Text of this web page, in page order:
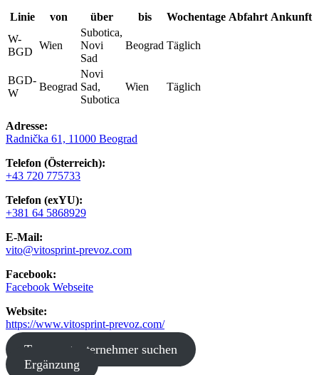
Linie von über bis Wochentage Abfahrt Ankunft
W-
BGD
Wien
Subotica,
Novi
Sad
Beograd Täglich
BGD-
W
Beograd
Novi
Sad,
Subotica
Wien Täglich
Adresse:
Radnička 61, 11000 Beograd
Telefon (Österreich):
+43 720 775733
Telefon (exYU):
+381 64 5868929
E-Mail:
vito@vitosprint-prevoz.com
Facebook:
Facebook Webseite
Website:
https://www.vitosprint-prevoz.com/
Transportunternehmer suchen
Ergänzung